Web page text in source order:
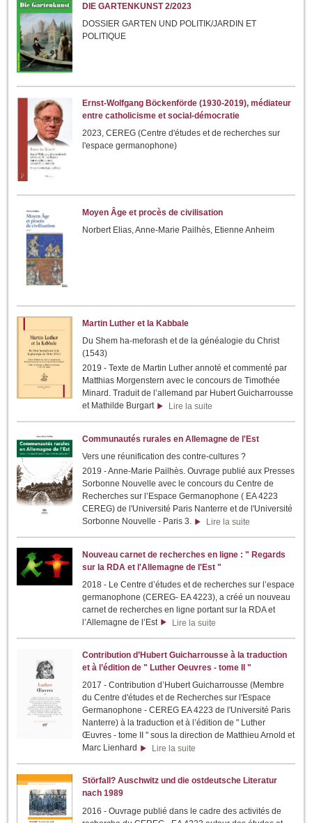
DIE GARTENKUNST 2/2023
DOSSIER GARTEN UND POLITIK/JARDIN ET
POLITIQUE
Ernst-Wolfgang Böckenförde (1930-2019), médiateur
entre catholicisme et social-démocratie
2023, CEREG (Centre d'études et de recherches sur
l'espace germanophone)
Moyen Âge et procès de civilisation
Norbert Elias, Anne-Marie Pailhès, Etienne Anheim
Martin Luther et la Kabbale
Du Shem ha-meforash et de la généalogie du Christ
(1543)
2019 - Texte de Martin Luther annoté et commenté par
Matthias Morgenstern avec le concours de Timothée
Minard. Traduit de l’allemand par Hubert Guicharrousse
et Mathilde Burgart
Lire la suite
Communautés rurales en Allemagne de l'Est
Vers une réunification des contre-cultures ?
2019 - Anne-Marie Pailhès. Ouvrage publié aux Presses
Sorbonne Nouvelle avec le concours du Centre de
Recherches sur l’Espace Germanophone ( EA 4223
CEREG) de l'Université Paris Nanterre et de l'Université
Sorbonne Nouvelle - Paris 3.
Lire la suite
Nouveau carnet de recherches en ligne : " Regards
sur la RDA et l'Allemagne de l'Est "
2018 - Le Centre d’études et de recherches sur l’espace
germanophone (CEREG- EA 4223), a créé un nouveau
carnet de recherches en ligne portant sur la RDA et
l’Allemagne de l’Est
Lire la suite
Contribution d’Hubert Guicharrousse à la traduction
et à l’édition de " Luther Oeuvres - tome II "
2017 - Contribution d’Hubert Guicharrousse (Membre
du Centre d'études et de Recherches sur l'Espace
Germanophone - CEREG EA 4223 de l'Université Paris
Nanterre) à la traduction et à l’édition de " Luther
Œuvres - tome II " sous la direction de Matthieu Arnold et
Marc Lienhard
Lire la suite
Störfall? Auschwitz und die ostdeutsche Literatur
nach 1989
2016 - Ouvrage publié dans le cadre des activités de